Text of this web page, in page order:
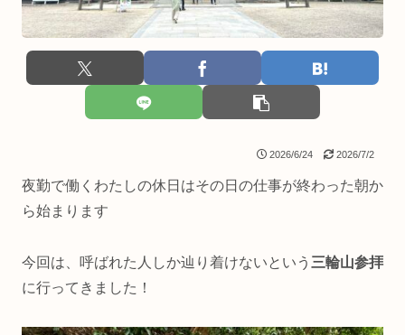
2026/6/24 2026/7/2
夜勤で働くわたしの休日はその日の仕事が終わった朝か
ら始まります
今回は、呼ばれた人しか辿り着けないという 三輪山参拝
に行ってきました！